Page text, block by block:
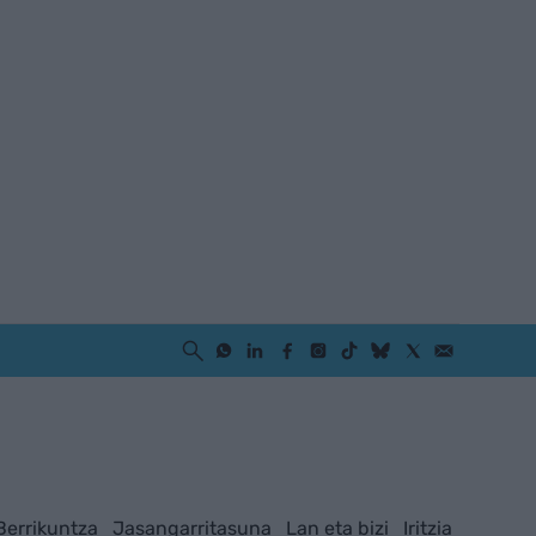
Jasangarritasuna Lan eta bizi Iritzia